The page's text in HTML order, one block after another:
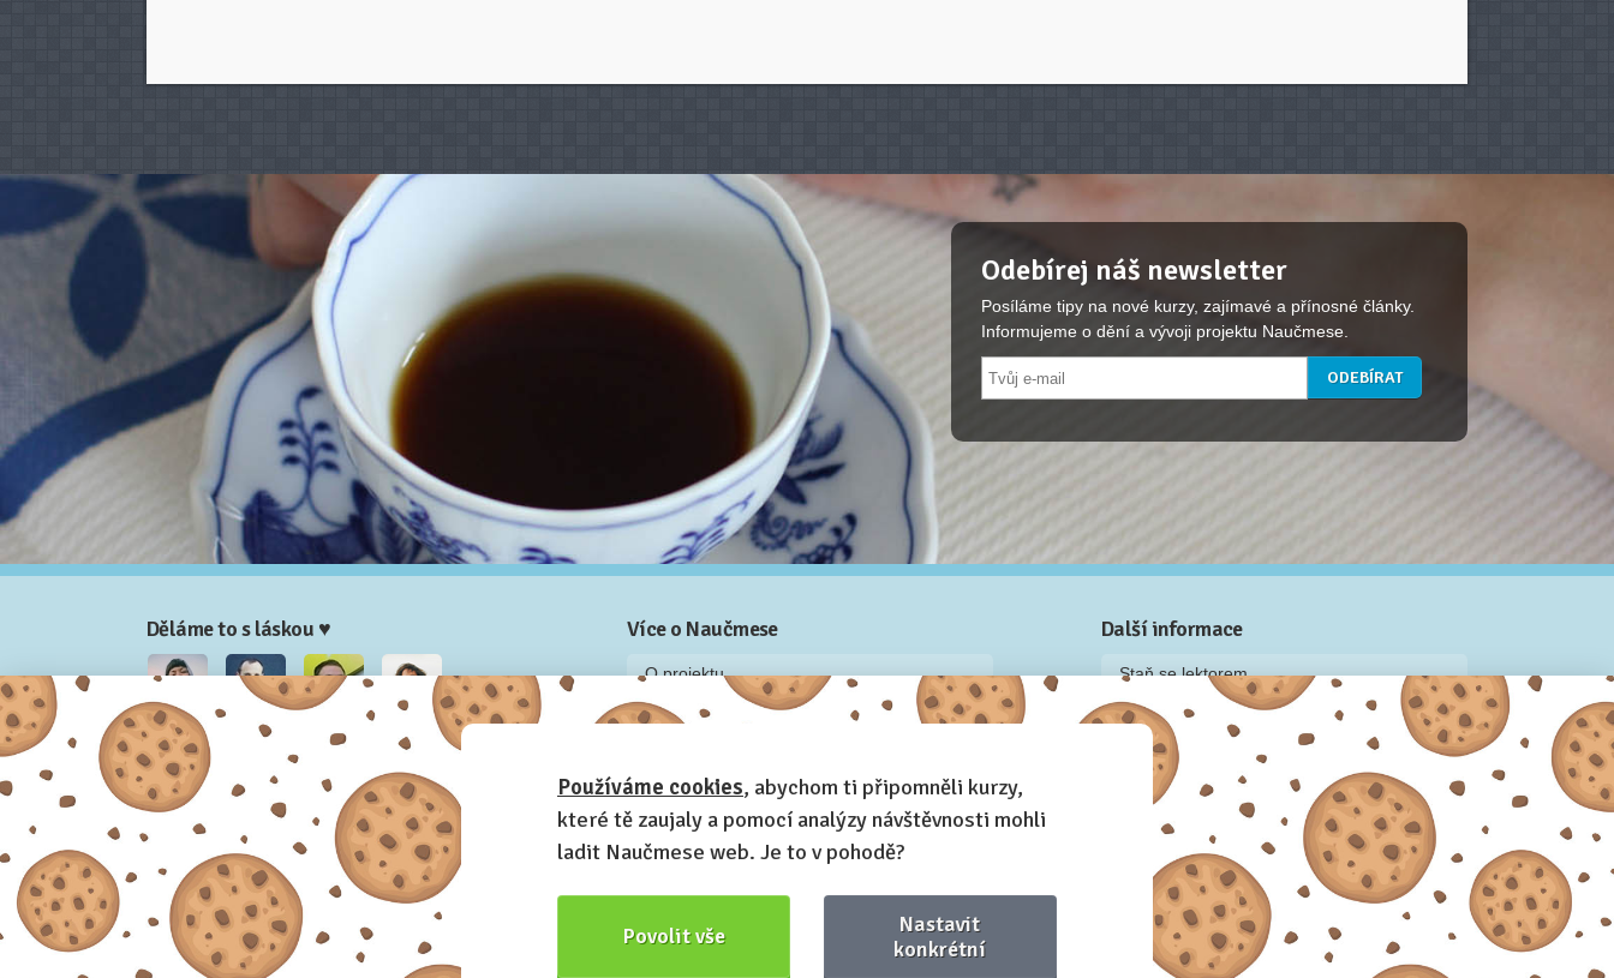
Odebírej náš newsletter
Posíláme tipy na nové kurzy, zajímavé a přínosné články.
Informujeme o dění a vývoji projektu Naučmese.
Děláme to s láskou ♥
Nela Josef Honza
Více o Naučmese
O projektu
Blog: recenze z kurzů, rozhovory a články
Příběh Naučmese
Naučmese festivaly
Náš systém pro vaši firmu
Prostory pro pořádání kurzů
Kontakt a fakturační údaje
Další informace
Staň se lektorem
Video: Jak připravit kurz na Naučmese
Často kladené dotazy
Dárkové poukazy
Podmínky užívání
Obchodní podmínky
Zásady používání cookie souborů
Pravidla ochrany osobních údajů
Používáme cookies, abychom ti připomněli kurzy,
které tě zaujaly a pomocí analýzy návštěvnosti mohli
ladit Naučmese web. Je to v pohodě?
Povolit vše
Nastavit
konkrétní